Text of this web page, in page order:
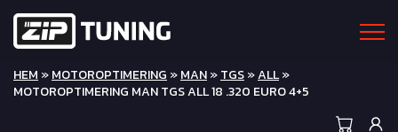
HEM »MOTOROPTIMERING »MAN»TGS»ALL»
MOTOROPTIMERING MAN TGS ALL 18 .320 EURO 4+5